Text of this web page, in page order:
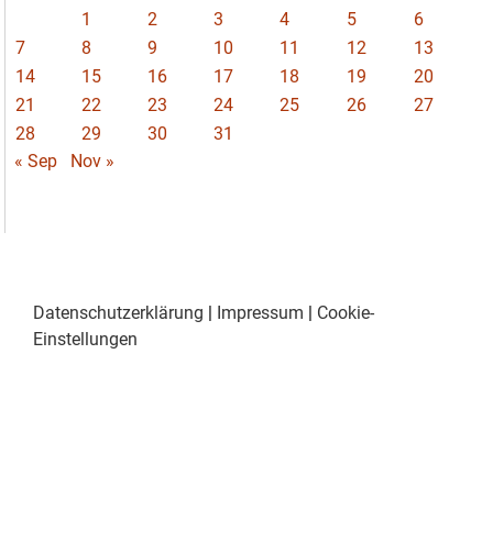
1 2 3 4 5
6
7
8 9 10 11 12
13
14
15 16 17 18 19
20
21
22 23 24 25 26
27
28
29 30
31
« Sep
Nov »
Datenschutzerklärung Impressum
Cookie-
Einstellungen